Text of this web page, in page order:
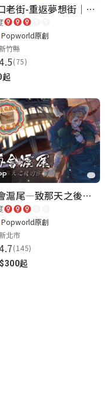
無關其實實際上
人玩都很棒！！
湖口老街-重返夢想街｜新竹老街城市解謎
Popworld原創
竹縣
(75)
起
再會滬尾—致那天之後的你｜淡水老街實境遊戲｜實體遊戲盒
Popworld原創
北市
(145)
起